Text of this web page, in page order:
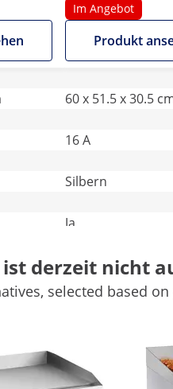
Im Angebot
Produkt
60 x 51.5 x 30.5
16 A
Silbern
Ja
32.85 kg
Merkmale vergleichen
derzeit nicht
selected based